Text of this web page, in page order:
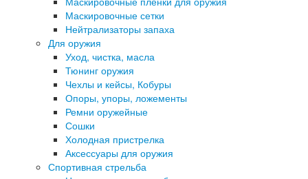
Маскировочные сетки
Нейтрализаторы запаха
Для оружия
Уход, чистка, масла
Тюнинг оружия
Чехлы и кейсы, Кобуры
Опоры, упоры, ложементы
Ремни оружейные
Сошки
Холодная пристрелка
Аксессуары для оружия
Спортивная стрельба